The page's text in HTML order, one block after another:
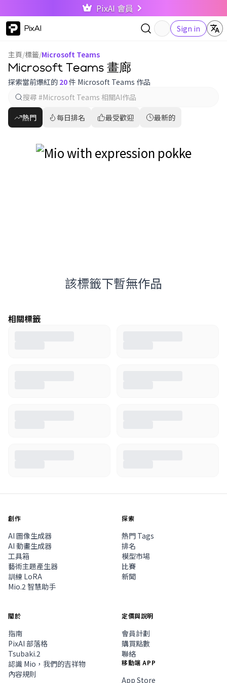
PixAI 會員
PixAI Sign in
主頁/標籤/Microsoft Teams
Microsoft Teams 畫廊
探索當前爆紅的 20件 Microsoft Teams 作品
熱門 每日排名 最受歡迎 最新的
該標籤下暫無作品
相關標籤
創作
AI 圖像生成器
AI 動畫生成器
工具箱
藝術主題產生器
訓練 LoRA
Mio.2 智慧助手
探索
熱門 Tags
排名
模型市場
比賽
新聞
關於
指南
PixAI 部落格
Tsubaki.2
認識 Mio，我們的吉祥物
內容規則
定價與說明
會員計劃
購買點數
聯絡
移動端 APP
App Store